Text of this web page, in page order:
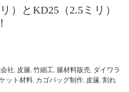
）とKD25（2.5ミリ）
社, 皮籐, 竹細工, 籐材料販売, ダイワラ
ット材料, カゴバッグ制作, 皮籘, 割れ